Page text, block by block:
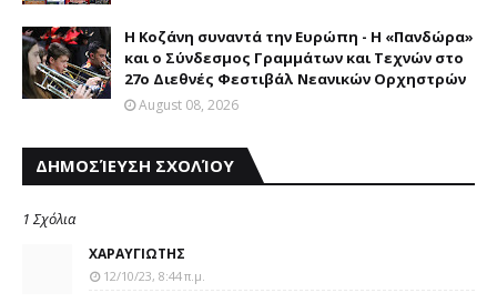
Η Κοζάνη συναντά την Ευρώπη - Η «Πανδώρα»
και ο Σύνδεσμος Γραμμάτων και Τεχνών στο
27ο Διεθνές Φεστιβάλ Νεανικών Ορχηστρών
August 08, 2026
ΔΗΜΟΣΊΕΥΣΗ ΣΧΟΛΊΟΥ
1 Σχόλια
ΧΑΡΑΥΓΙΩΤΗΣ
12/10/23, 8:44 π.μ.